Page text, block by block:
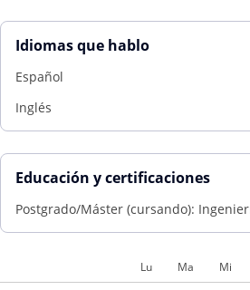
Idiomas que hablo
Español
Inglés
Educación y certificaciones
Postgrado/Máster (cursando):
Lu Ma Mi